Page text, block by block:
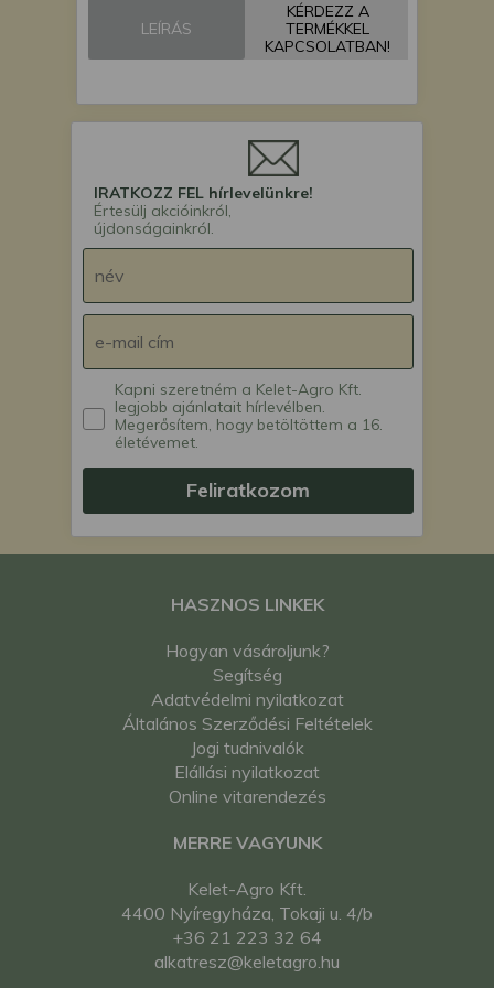
vetőgép
Monosem PNU
LEÍRÁS
KÉRDEZZ A
TERMÉKKEL
KAPCSOLATBAN!
IRATKOZZ FEL hírlevelünkre!
Értesülj akcióinkról,
újdonságainkról.
Kapni szeretném a Kelet-Agro Kft.
legjobb ajánlatait hírlevélben.
Megerősítem, hogy betöltöttem a 16.
életévemet.
Feliratkozom
HASZNOS LINKEK
Hogyan vásároljunk?
Segítség
Adatvédelmi nyilatkozat
Általános Szerződési Feltételek
Jogi tudnivalók
Elállási nyilatkozat
Online vitarendezés
MERRE VAGYUNK
Kelet-Agro Kft.
4400 Nyíregyháza, Tokaji u. 4/b
+36 21 223 32 64
alkatresz@keletagro.hu